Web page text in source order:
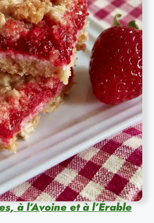
à l’Avoine et à l’Érable